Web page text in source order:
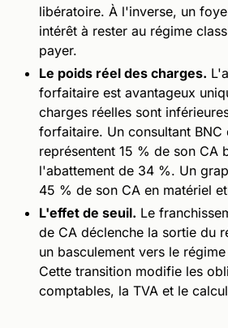
libératoire. À l'inverse, un
intérêt à rester au régime
payer.
Le poids réel des charges.
forfaitaire est avantageux
charges réelles sont
forfaitaire. Un consultant BNC
représentent 15 % de son CA
l'abattement de 34 %. Un
45 % de son CA en matériel
L'effet de seuil. Le
de CA déclenche la sortie du
un basculement vers le
Cette transition modifie les
comptables, la TVA et le